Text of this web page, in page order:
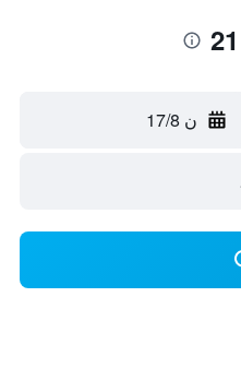
ن 17/8